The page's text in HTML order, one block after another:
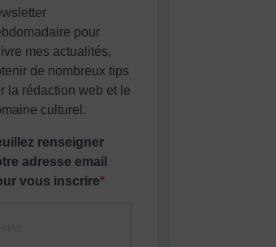
pour
mes actualités,
de nombreux tips
la rédaction web et le
culturel.
renseigner
adresse email
vous inscrire